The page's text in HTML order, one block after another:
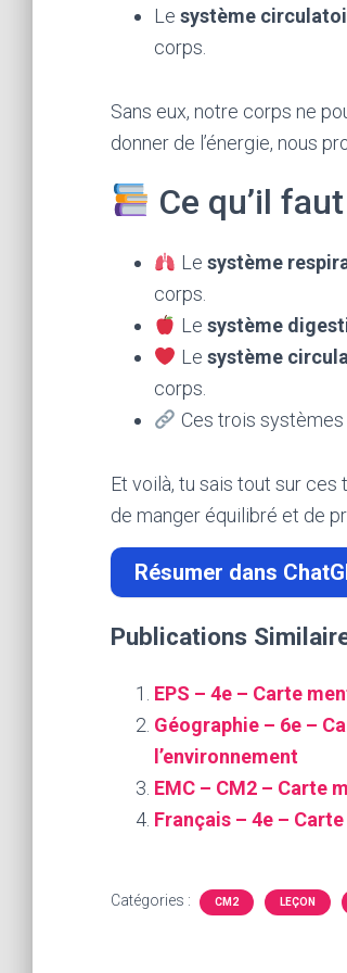
Le système
corps.
Sans eux, notre corps ne
donner de l’énergie, nous
Ce qu’il
Le système
corps.
Le système
Le système
corps.
Ces trois systèmes
Et voilà, tu sais tout sur
de manger équilibré et de
Résumer dans
Publications
EPS – 4e – Carte
Géographie – 6e –
l’environnement
EMC – CM2 – Carte
Français – 4e –
Catégories : CM2 LEÇON